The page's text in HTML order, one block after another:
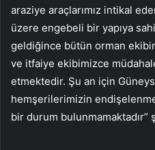
araziye araçlarımız intikal
üzere engebeli bir yapıya
geldiğince bütün orman
ve itfaiye ekibimizce
etmektedir. Şu an için
hemşerilerimizin
bir durum bulunmamaktadır”